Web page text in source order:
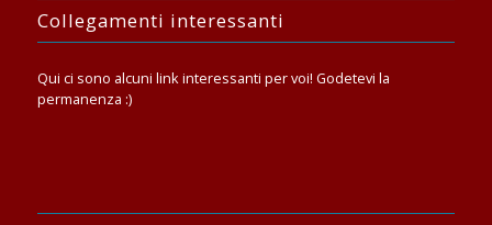
Collegamenti interessanti
Qui ci sono alcuni link interessanti per voi! Godetevi la
permanenza :)